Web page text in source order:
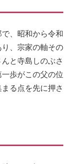
、昭和から令和
、宗家の軸その
と寺島しのぶさ
歩がこの父の位
る点を先に押さ